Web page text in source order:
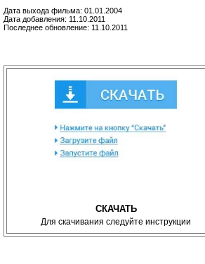
Дата выхода фильма: 01.01.2004
Дата добавления: 11.10.2011
Последнее обновление: 11.10.2011
СКАЧАТЬ
Для скачивания следуйте инструкции